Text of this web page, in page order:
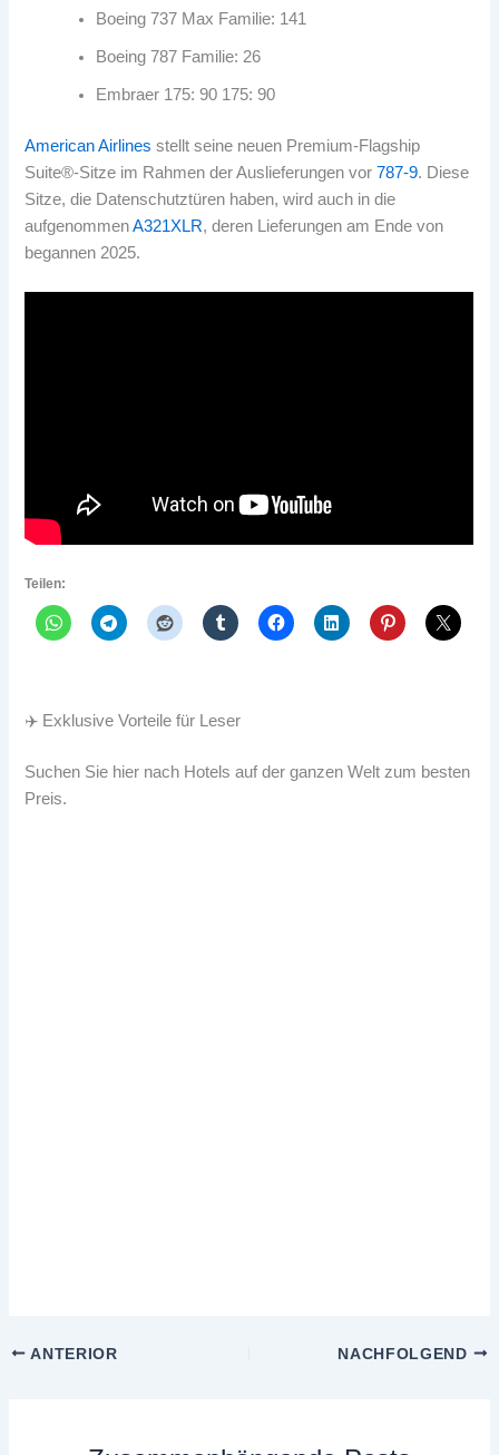
Boeing 737 Max Familie: 141
Boeing 787 Familie: 26
Embraer 175: 90 175: 90
American Airlines stellt seine neuen Premium-Flagship
Suite®-Sitze im Rahmen der Auslieferungen vor787-9. Diese
Sitze, die Datenschutztüren haben, wird auch in die
aufgenommenA321XLR, deren Lieferungen am Ende von
begannen 2025.
Teilen:
✈️ Exklusive Vorteile für Leser
Suchen Sie hier nach Hotels auf der ganzen Welt zum besten
Preis.
ANTERIOR NACHFOLGEND